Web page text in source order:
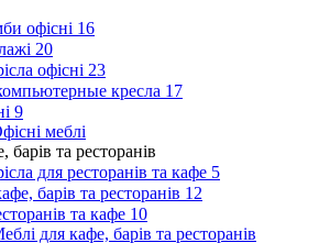
офісні 16
20
офісні 23
кресла 17
9
меблі
барів та ресторанів
для ресторанів та кафе 5
барів та ресторанів 12
та кафе 10
для кафе, барів та ресторанів